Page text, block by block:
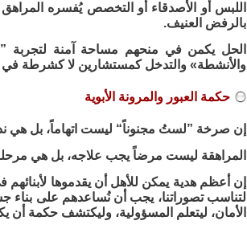
اللبس أو الأصدقاء أو التخصص يُفسره
بالرفض العنيف.
الحل يكمن في منحهم مساحة آمنة لتجربة
والأنشطة» والتدخل كمستشارين لا كشرطة في
حكمة العبور والمرونة الأبوية
إن صرخة ”لستُ مجنوناً“ ليست اتهاماً، بل هي
المراهقة ليست مرضاً يجب علاجه، بل هي
إن أعظم هدية يمكن للأهل أن يقدموها
لتناسب تصوراتنا، يجب أن نُساعدهم على بناء
الأمان، ليتعلم المسؤولية، وليكتشف حكمة أن